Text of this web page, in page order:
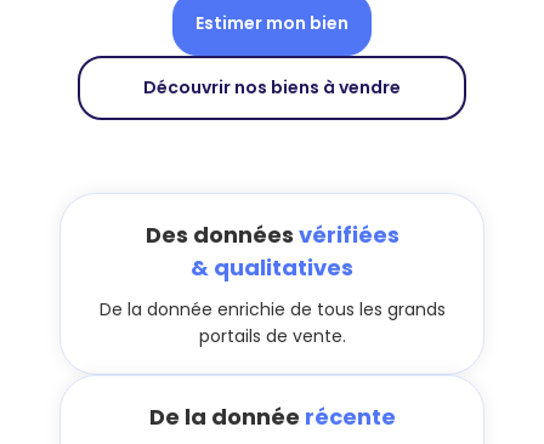
Estimer mon bien
Découvrir nos biens à vendre
Des données vérifiées
& qualitatives
De la donnée enrichie de tous les grands
portails de vente.
De la donnée récente